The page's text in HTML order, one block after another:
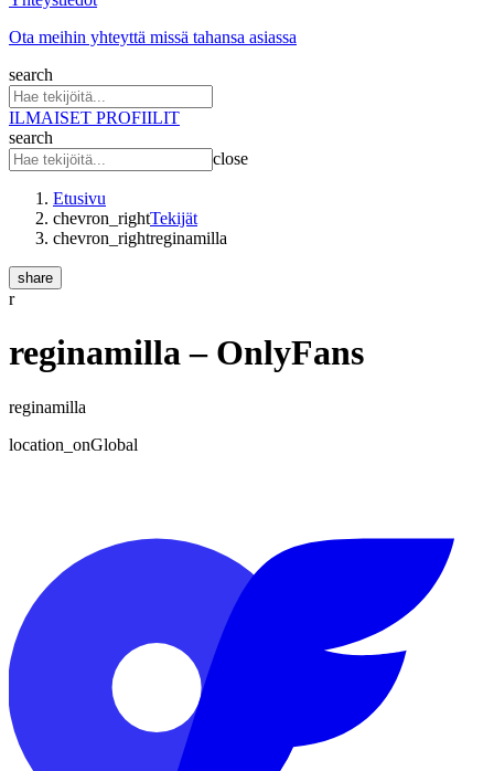
Ota meihin yhteyttä missä tahansa asiassa
search
ILMAISET PROFIILIT
search
close
Etusivu
chevron_rightTekijät
chevron_rightreginamilla
share
r
reginamilla– OnlyFans
reginamilla
location_onGlobal